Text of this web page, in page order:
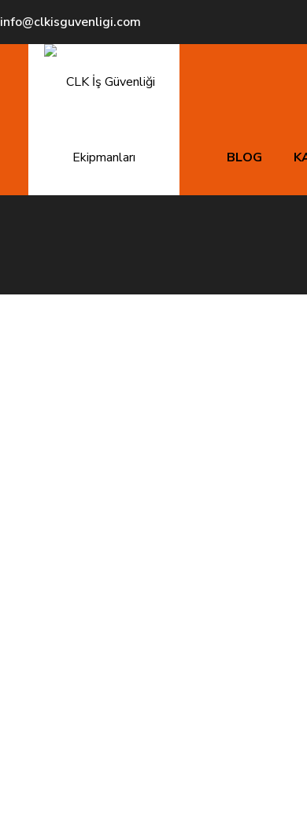
info@clkisguvenligi.com
BLOG
Baret İçlikleri